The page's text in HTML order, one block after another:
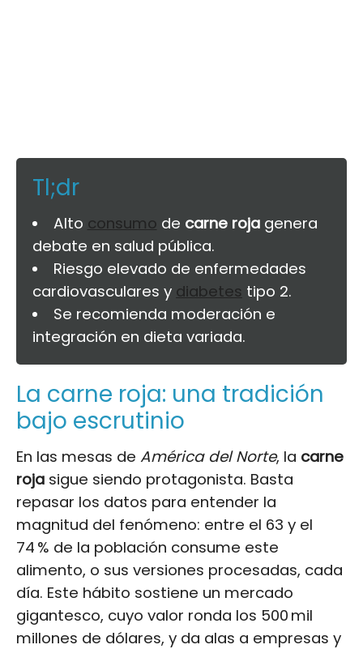
Tl;dr
Alto consumo de carne rojagenera
debate en salud pública.
Riesgo elevado de enfermedades
cardiovasculares y diabetes tipo 2.
Se recomienda moderación e
integración en dieta variada.
La carne roja: una tradición
bajo escrutinio
En las mesas de América del Norte, la carne
roja sigue siendo protagonista. Basta
repasar los datos para entender la
magnitud del fenómeno: entre el 63 y el
74 % de la población consume este
alimento, o sus versiones procesadas, cada
día. Este hábito sostiene un mercado
gigantesco, cuyo valor ronda los 500 mil
millones de dólares, y da alas a empresas y